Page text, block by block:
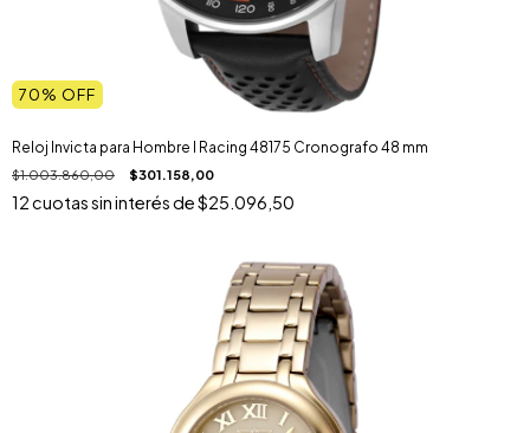
70% OFF
Reloj Invicta para Hombre I Racing 48175 Cronografo 48 mm
$1.003.860,00 $301.158,00
12cuotas sin interés de$25.096,50